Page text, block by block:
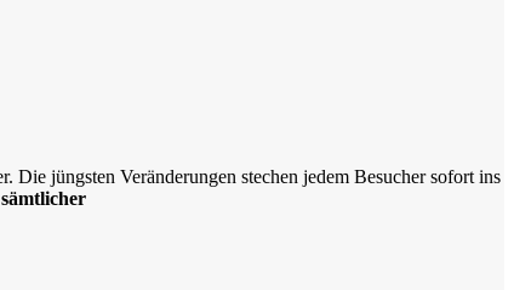
jüngsten Veränderungen stechen jedem Besucher sofort ins